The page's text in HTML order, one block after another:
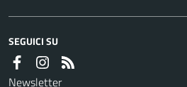
SEGUICI SU
Newsletter